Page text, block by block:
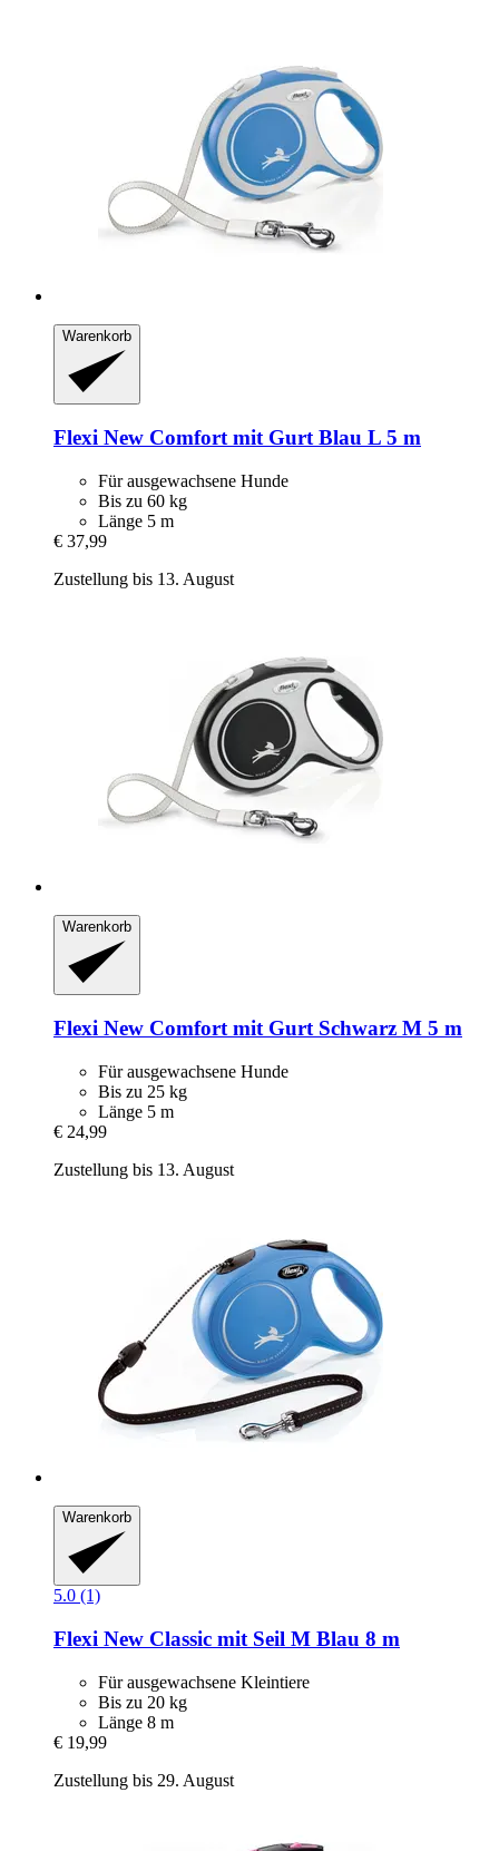
Warenkorb
Flexi New Comfort mit Gurt Blau L 5 m
Für ausgewachsene Hunde
Bis zu 60 kg
Länge 5 m
€ 37,99
Zustellung bis 13. August
Warenkorb
Flexi New Comfort mit Gurt Schwarz M 5 m
Für ausgewachsene Hunde
Bis zu 25 kg
Länge 5 m
€ 24,99
Zustellung bis 13. August
Warenkorb
5.0 (1)
Flexi New Classic mit Seil M Blau 8 m
Für ausgewachsene Kleintiere
Bis zu 20 kg
Länge 8 m
€ 19,99
Zustellung bis 29. August